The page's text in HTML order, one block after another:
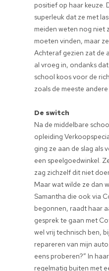
positief op haar keuze.
superleuk dat ze met
meiden weten nog niet
moeten vinden, maar
Achteraf gezien zat de
al vroeg in, ondanks
school koos voor de
zoals de meeste
De switch
Na de middelbare
opleiding
ging ze aan de slag als
een speelgoedwinkel.
zag zichzelf dit niet
Maar wat wilde ze dan
Samantha die ook via
begonnen, raadt haar
gesprek te gaan met
wel vrij technisch ben,
repareren van mijn
eens proberen?” In
regelmatig buiten met